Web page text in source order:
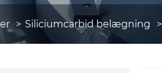
Siliciumcarbid belægning